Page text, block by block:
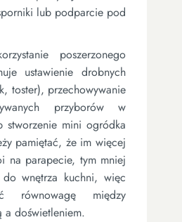
lub podparcie pod
poszerzonego
ustawienie drobnych
toster), przechowywanie
przyborów w
stworzenie mini ogródka
pamiętać, że im więcej
na parapecie, tym mniej
do wnętrza kuchni, więc
równowagę między
a doświetleniem.